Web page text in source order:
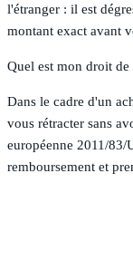
l'étranger : il est
montant exact avant
Quel est mon droit de
Dans le cadre d'un
vous rétracter sans
européenne 2011/
remboursement et